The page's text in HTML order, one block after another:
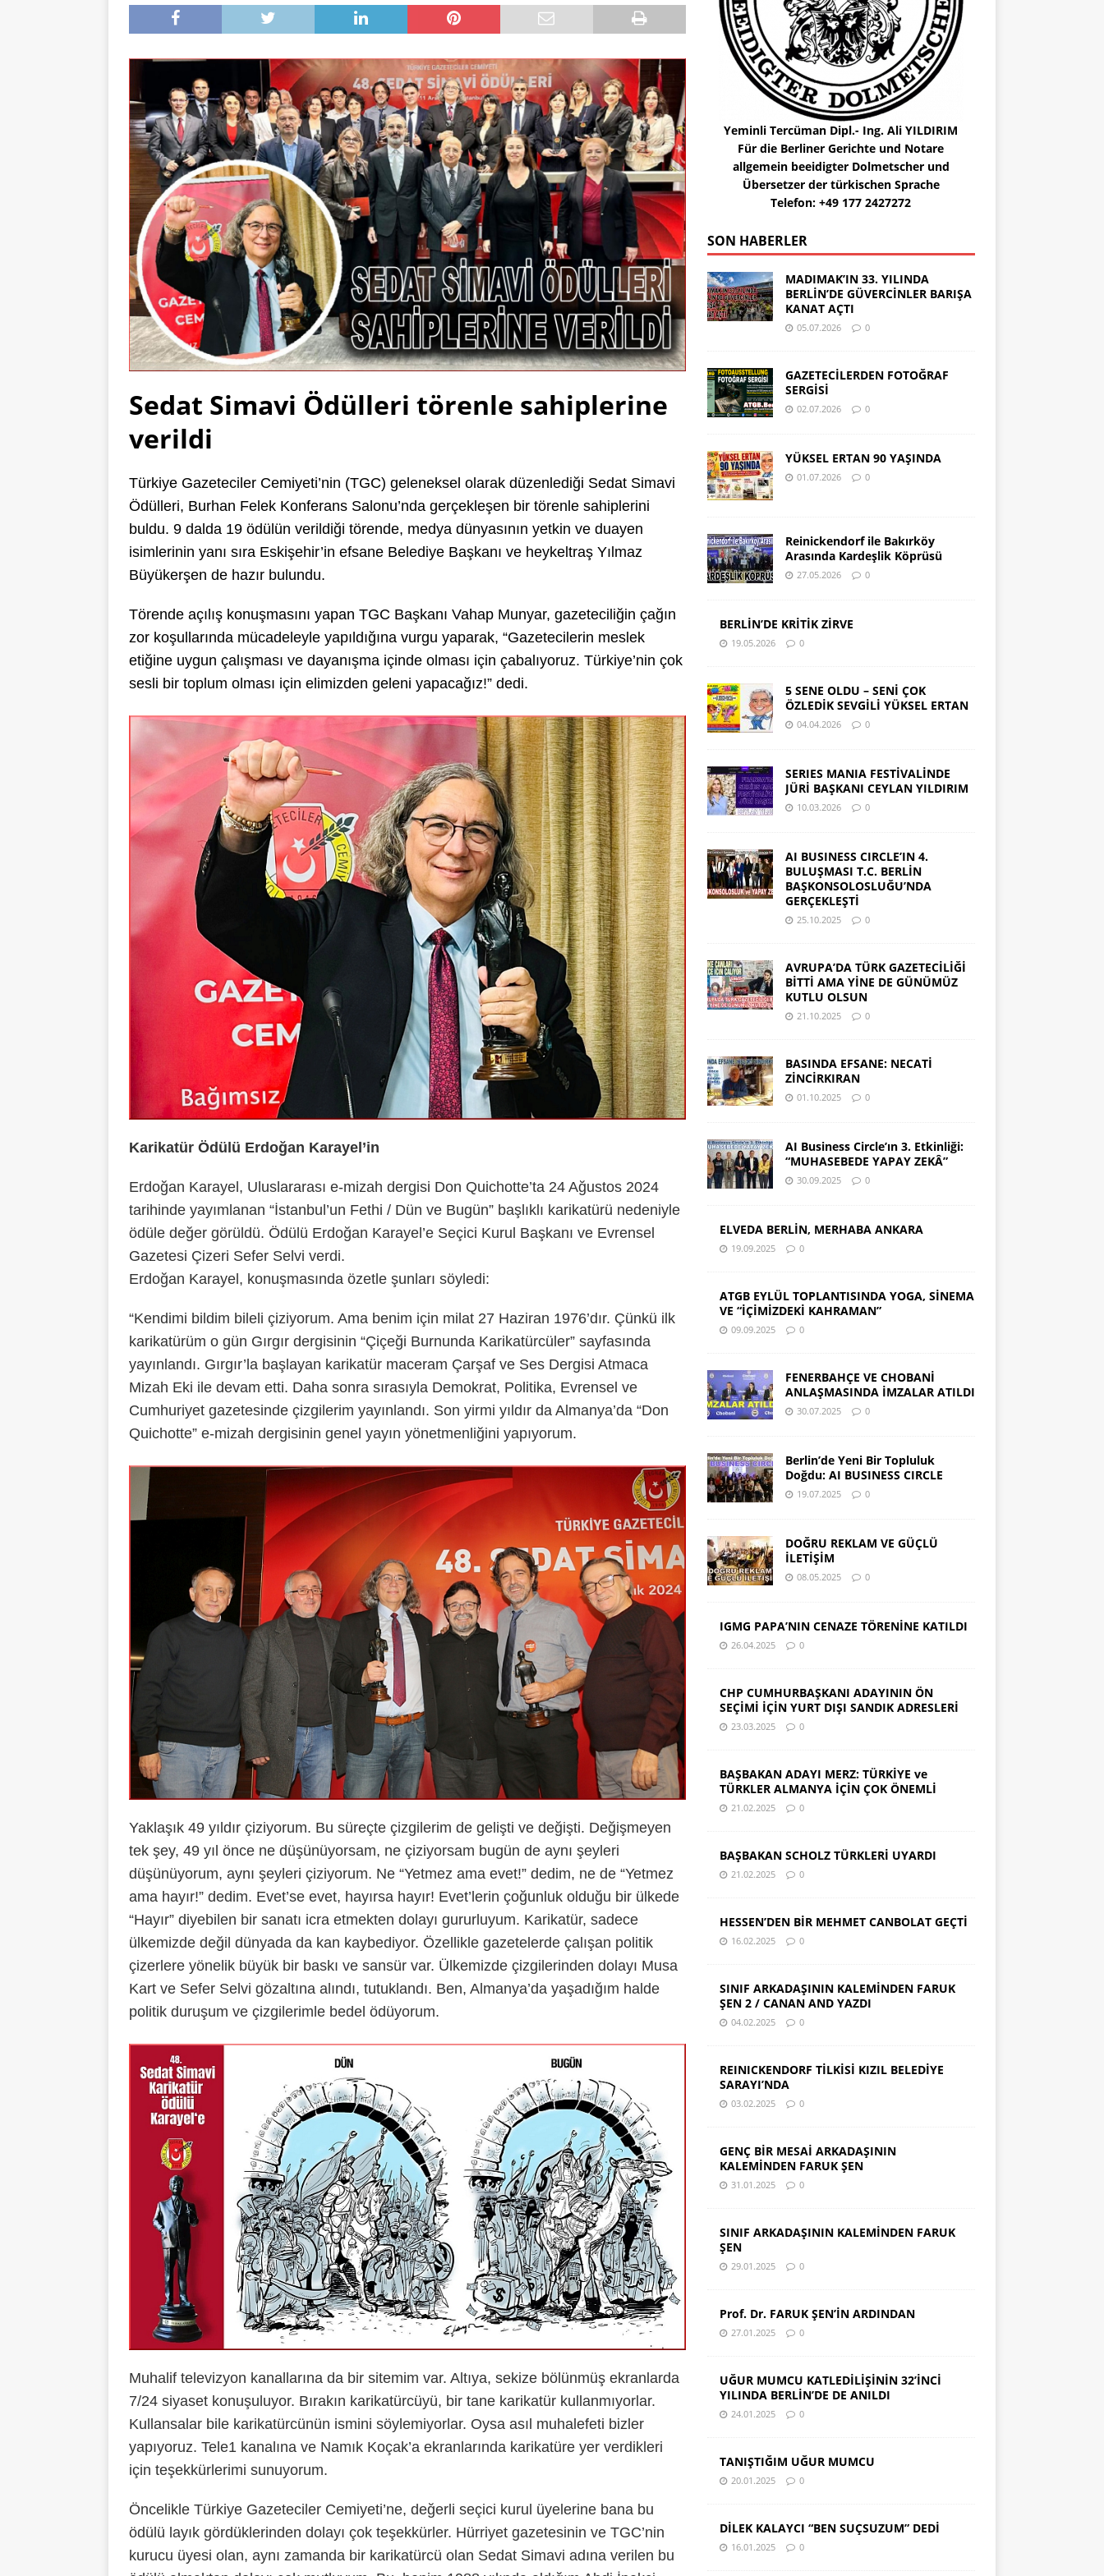
Sedat Simavi Ödülleri törenle sahiplerine
verildi
Türkiye Gazeteciler Cemiyeti’nin (TGC) geleneksel olarak düzenlediği Sedat Simavi
Ödülleri, Burhan Felek Konferans Salonu’nda gerçekleşen bir törenle sahiplerini
buldu. 9 dalda 19 ödülün verildiği törende, medya dünyasının yetkin ve duayen
isimlerinin yanı sıra Eskişehir’in efsane Belediye Başkanı ve heykeltraş Yılmaz
Büyükerşen de hazır bulundu.
Törende açılış konuşmasını yapan TGC Başkanı Vahap Munyar, gazeteciliğin çağın
zor koşullarında mücadeleyle yapıldığına vurgu yaparak, “Gazetecilerin meslek
etiğine uygun çalışması ve dayanışma içinde olması için çabalıyoruz. Türkiye’nin çok
sesli bir toplum olması için elimizden geleni yapacağız!” dedi.
Karikatür Ödülü Erdoğan Karayel’in
Erdoğan Karayel, Uluslararası e-mizah dergisi Don Quichotte’ta 24 Ağustos 2024
tarihinde yayımlanan “İstanbul’un Fethi / Dün ve Bugün” başlıklı karikatürü nedeniyle
ödüle değer görüldü. Ödülü Erdoğan Karayel’e Seçici Kurul Başkanı ve Evrensel
Gazetesi Çizeri Sefer Selvi verdi.
Erdoğan Karayel, konuşmasında özetle şunları söyledi:
“Kendimi bildim bileli çiziyorum. Ama benim için milat 27 Haziran 1976’dır. Çünkü ilk
karikatürüm o gün Gırgır dergisinin “Çiçeği Burnunda Karikatürcüler” sayfasında
yayınlandı. Gırgır’la başlayan karikatür maceram Çarşaf ve Ses Dergisi Atmaca
Mizah Eki ile devam etti. Daha sonra sırasıyla Demokrat, Politika, Evrensel ve
Cumhuriyet gazetesinde çizgilerim yayınlandı. Son yirmi yıldır da Almanya’da “Don
Quichotte” e-mizah dergisinin genel yayın yönetmenliğini yapıyorum.
Yaklaşık 49 yıldır çiziyorum. Bu süreçte çizgilerim de gelişti ve değişti. Değişmeyen
tek şey, 49 yıl önce ne düşünüyorsam, ne çiziyorsam bugün de aynı şeyleri
düşünüyorum, aynı şeyleri çiziyorum. Ne “Yetmez ama evet!” dedim, ne de “Yetmez
ama hayır!” dedim. Evet’se evet, hayırsa hayır! Evet’lerin çoğunluk olduğu bir ülkede
“Hayır” diyebilen bir sanatı icra etmekten dolayı gururluyum. Karikatür, sadece
ülkemizde değil dünyada da kan kaybediyor. Özellikle gazetelerde çalışan politik
çizerlere yönelik büyük bir baskı ve sansür var. Ülkemizde çizgilerinden dolayı Musa
Kart ve Sefer Selvi gözaltına alındı, tutuklandı. Ben, Almanya’da yaşadığım halde
politik duruşum ve çizgilerimle bedel ödüyorum.
Muhalif televizyon kanallarına da bir sitemim var. Altıya, sekize bölünmüş ekranlarda
7/24 siyaset konuşuluyor. Bırakın karikatürcüyü, bir tane karikatür kullanmıyorlar.
Kullansalar bile karikatürcünün ismini söylemiyorlar. Oysa asıl muhalefeti bizler
yapıyoruz. Tele1 kanalına ve Namık Koçak’a ekranlarında karikatüre yer verdikleri
için teşekkürlerimi sunuyorum.
Öncelikle Türkiye Gazeteciler Cemiyeti’ne, değerli seçici kurul üyelerine bana bu
ödülü layık gördüklerinden dolayı çok teşekkürler. Hürriyet gazetesinin ve TGC’nin
kurucu üyesi olan, aynı zamanda bir karikatürcü olan Sedat Simavi adına verilen bu
Yeminli Tercüman Dipl.- Ing. Ali YILDIRIM
Für die Berliner Gerichte und Notare
allgemein beeidigter Dolmetscher und
Übersetzer der türkischen Sprache
Telefon: +49 177 2427272
SON HABERLER
MADIMAK’IN 33. YILINDA
BERLİN’DE GÜVERCİNLER BARIŞA
KANAT AÇTI
05.07.2026 0
GAZETECİLERDEN FOTOĞRAF
SERGİSİ
02.07.2026 0
YÜKSEL ERTAN 90 YAŞINDA
01.07.2026 0
Reinickendorf ile Bakırköy
Arasında Kardeşlik Köprüsü
27.05.2026 0
BERLİN’DE KRİTİK ZİRVE
19.05.2026 0
5 SENE OLDU – SENİ ÇOK
ÖZLEDİK SEVGİLİ YÜKSEL ERTAN
04.04.2026 0
SERIES MANIA FESTİVALİNDE
JÜRİ BAŞKANI CEYLAN YILDIRIM
10.03.2026 0
AI BUSINESS CIRCLE’IN 4.
BULUŞMASI T.C. BERLİN
BAŞKONSOLOSLUĞU’NDA
GERÇEKLEŞTİ
25.10.2025 0
AVRUPA’DA TÜRK GAZETECİLİĞİ
BİTTİ AMA YİNE DE GÜNÜMÜZ
KUTLU OLSUN
21.10.2025 0
BASINDA EFSANE: NECATİ
ZİNCİRKIRAN
01.10.2025 0
AI Business Circle’ın 3. Etkinliği:
“MUHASEBEDE YAPAY ZEKÂ”
30.09.2025 0
ELVEDA BERLİN, MERHABA ANKARA
19.09.2025 0
ATGB EYLÜL TOPLANTISINDA YOGA, SİNEMA
VE “İÇİMİZDEKİ KAHRAMAN”
09.09.2025 0
FENERBAHÇE VE CHOBANİ
ANLAŞMASINDA İMZALAR ATILDI
30.07.2025 0
Berlin’de Yeni Bir Topluluk
Doğdu: AI BUSINESS CIRCLE
19.07.2025 0
DOĞRU REKLAM VE GÜÇLÜ
İLETİŞİM
08.05.2025 0
IGMG PAPA’NIN CENAZE TÖRENİNE KATILDI
26.04.2025 0
CHP CUMHURBAŞKANI ADAYININ ÖN
SEÇİMİ İÇİN YURT DIŞI SANDIK ADRESLERİ
23.03.2025 0
BAŞBAKAN ADAYI MERZ: TÜRKİYE ve
TÜRKLER ALMANYA İÇİN ÇOK ÖNEMLİ
21.02.2025 0
BAŞBAKAN SCHOLZ TÜRKLERİ UYARDI
21.02.2025 0
HESSEN’DEN BİR MEHMET CANBOLAT GEÇTİ
16.02.2025 0
SINIF ARKADAŞININ KALEMİNDEN FARUK
ŞEN 2 / CANAN AND YAZDI
04.02.2025 0
REINICKENDORF TİLKİSİ KIZIL BELEDİYE
SARAYI’NDA
03.02.2025 0
GENÇ BİR MESAİ ARKADAŞININ
KALEMİNDEN FARUK ŞEN
31.01.2025 0
SINIF ARKADAŞININ KALEMİNDEN FARUK
ŞEN
29.01.2025 0
Prof. Dr. FARUK ŞEN’İN ARDINDAN
27.01.2025 0
UĞUR MUMCU KATLEDİLİŞİNİN 32’İNCİ
YILINDA BERLİN’DE DE ANILDI
24.01.2025 0
TANIŞTIĞIM UĞUR MUMCU
20.01.2025 0
DİLEK KALAYCI “BEN SUÇSUZUM” DEDİ
16.01.2025 0